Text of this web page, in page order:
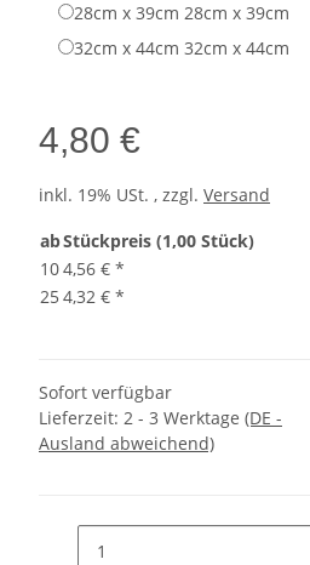
28cm x 39cm 28cm x 39cm
32cm x 44cm 32cm x 44cm
4,80 €
inkl. 19% USt. , zzgl. Versand
abStückpreis (1,00 Stück)
104,56 € *
25 4,32 € *
Sofort verfügbar
Lieferzeit: 2 - 3 Werktage (DE -
Ausland abweichend)